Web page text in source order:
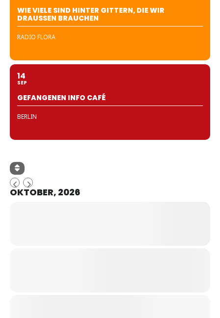
WIE VIELE SIND HINTER GITTERN, DIE WIR
DRAUSSEN BRAUCHEN
RADIO FLORA
14
SEP
GEFANGENEN INFO CAFÉ
BERLIN
OKTOBER, 2026